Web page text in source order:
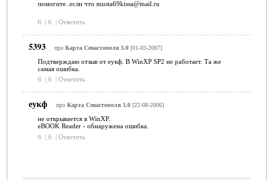
помогите..если что musta69kissa@mail.ru
6 | 6 | Ответить
5393 про Карта Севастополя 3.0[01-03-2007]
Подтверждаю отзыв от еукф. В WinXP SP2 не работает. Та же
самая ошибка.
6
| 6 | Ответить
еукф про Карта Севастополя 3.0[22-08-2006]
не открывается в WinXP.
eBOOK Reader - обнаружена ошибка.
6
| 6 | Ответить